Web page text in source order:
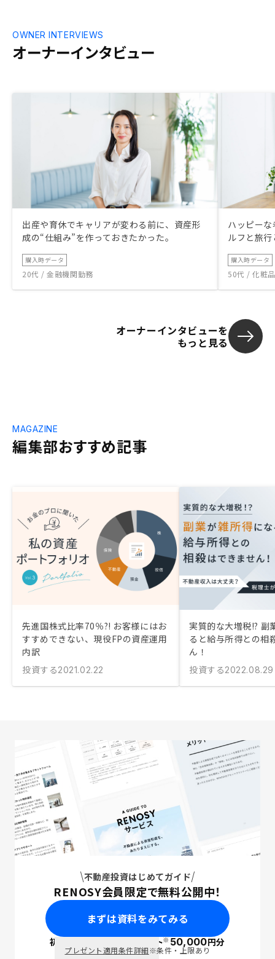
オーナーインタビュー
OWNER INTERVIEWS
出産や育休でキャリアが変わる前に、資産形
成の“仕組み”を作っておきたかった。
購入時データ
20代 / 金融機関勤務
ハッピー
ルフと旅
購入時データ
50代 / 化粧
オーナーインタビューを
もっと見る
編集部おすすめ記事
MAGAZINE
先進国株式比率70％?! お客様にはお
すすめできない、現役FPの資産運用
内訳
投資する2021.02.22
実質的な大増税!? 副
ると給与所得との相
ん！
投資する2022.08.29
不動産投資はじめてガイド
RENOSY会員限定で無料公開中！
まずは資料をみてみる
初回面談で ポイント※50,000円分
プレゼント適用条件詳細※条件・上限あり